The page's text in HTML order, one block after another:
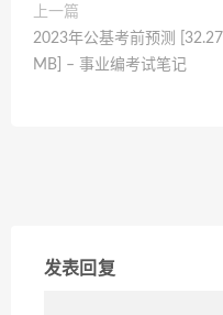
上一篇
2023年公基考前预测 [32.27
MB] – 事业编考试笔记
发表回复